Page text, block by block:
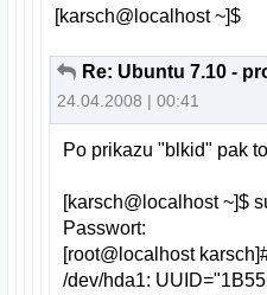
[karsch@localhost ~]$
24.04.2008 | 00:41
Po prikazu "blkid" pak
[karsch@localhost ~]$
Passwort:
[root@localhost
/dev/hda1: